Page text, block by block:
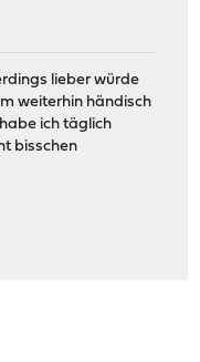
lieber würde
weiterhin händisch
ich täglich
bisschen